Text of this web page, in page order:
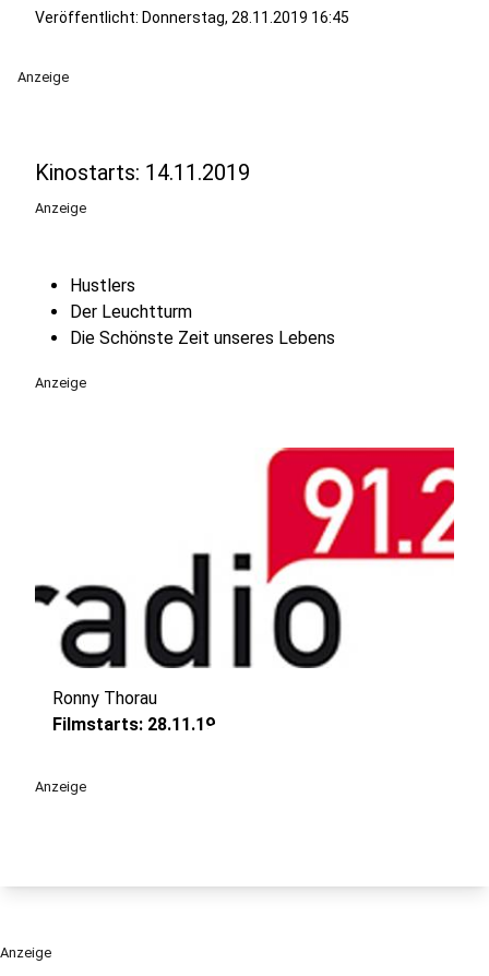
Veröffentlicht: Donnerstag, 28.11.2019 16:45
Anzeige
Kinostarts: 14.11.2019
Anzeige
Hustlers
Der Leuchtturm
Die Schönste Zeit unseres Lebens
Anzeige
play_circle
Ronny Thorau
Filmstarts: 28.11.19
Anzeige
Anzeige